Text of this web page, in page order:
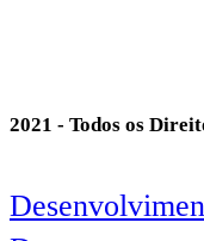
2021 - Todos os